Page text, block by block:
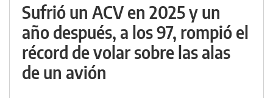
Sufrió un ACV en 2025 y un
año después, a los 97, rompió el
récord de volar sobre las alas
de un avión